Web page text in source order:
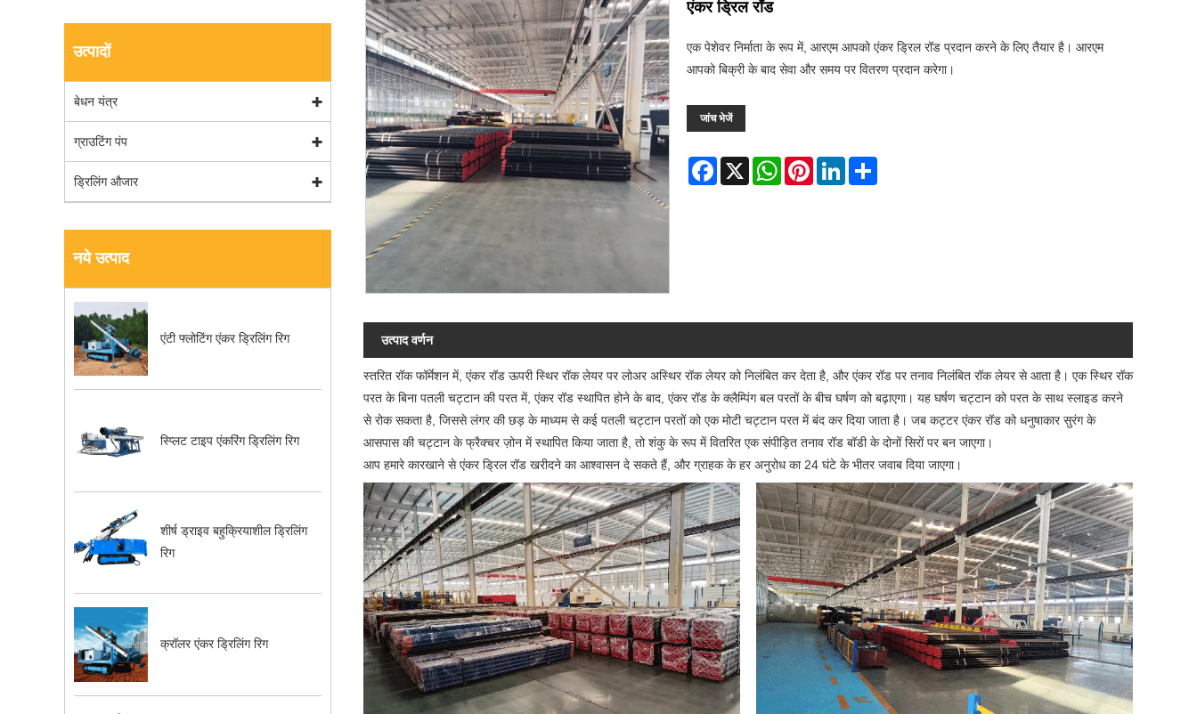
उत्पादों
बेधन यंत्र
ग्राउटिंग पंप
ड्रिलिंग औजार
नये उत्पाद
एंटी फ्लोटिंग एंकर ड्रिलिंग रिग
स्प्लिट टाइप एंकरिंग ड्रिलिंग रिग
शीर्ष ड्राइव बहुक्रियाशील ड्रिलिंग
रिग
क्रॉलर एंकर ड्रिलिंग रिग
एंकर ड्रिल रॉड
एक पेशेवर निर्माता के रूप में, आरएम आपको एंकर ड्रिल रॉड प्रदान करने के लिए तैयार है। आरएम
आपको बिक्री के बाद सेवा और समय पर वितरण प्रदान करेगा।
जांच भेजें
Facebook
X WhatsAppPinterestLinkedInShare
उत्पाद वर्णन
स्तरित रॉक फॉर्मेशन में, एंकर रॉड ऊपरी स्थिर रॉक लेयर पर लोअर अस्थिर रॉक लेयर को निलंबित कर देता है, और एंकर रॉड पर तनाव निलंबित रॉक लेयर से आता है। एक स्थिर रॉक
परत के बिना पतली चट्टान की परत में, एंकर रॉड स्थापित होने के बाद, एंकर रॉड के क्लैम्पिंग बल परतों के बीच घर्षण को बढ़ाएगा। यह घर्षण चट्टान को परत के साथ स्लाइड करने
से रोक सकता है, जिससे लंगर की छड़ के माध्यम से कई पतली चट्टान परतों को एक मोटी चट्टान परत में बंद कर दिया जाता है। जब कट्टर एंकर रॉड को धनुषाकार सुरंग के
आसपास की चट्टान के फ्रैक्चर ज़ोन में स्थापित किया जाता है, तो शंकु के रूप में वितरित एक संपीड़ित तनाव रॉड बॉडी के दोनों सिरों पर बन जाएगा।
आप हमारे कारखाने से एंकर ड्रिल रॉड खरीदने का आश्वासन दे सकते हैं, और ग्राहक के हर अनुरोध का 24 घंटे के भीतर जवाब दिया जाएगा।